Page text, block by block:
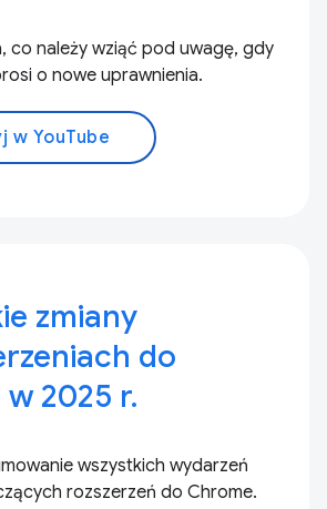
co należy wziąć pod uwagę, gdy
o nowe uprawnienia.
w YouTube
zmiany
do
2025 r.
wszystkich wydarzeń
rozszerzeń do Chrome.